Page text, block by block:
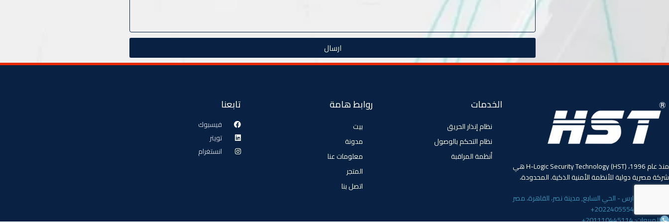
ارسال
منذ عام 1996، (HST) H-Logic Security Technology هي
شركة مصرية دولية للأنظمة الأمنية الذكية. المحدودة،
المبيعات: 201110445114+
الخدمات
نظام إنذار الحريق
نظام التحكم بالوصول
أنظمة المراقبة
روابط هامة
بيت
مدونة
معلومات عنا
المتجر
اتصل بنا
تابعنا
فيسبوك
تويتر
انستغرام